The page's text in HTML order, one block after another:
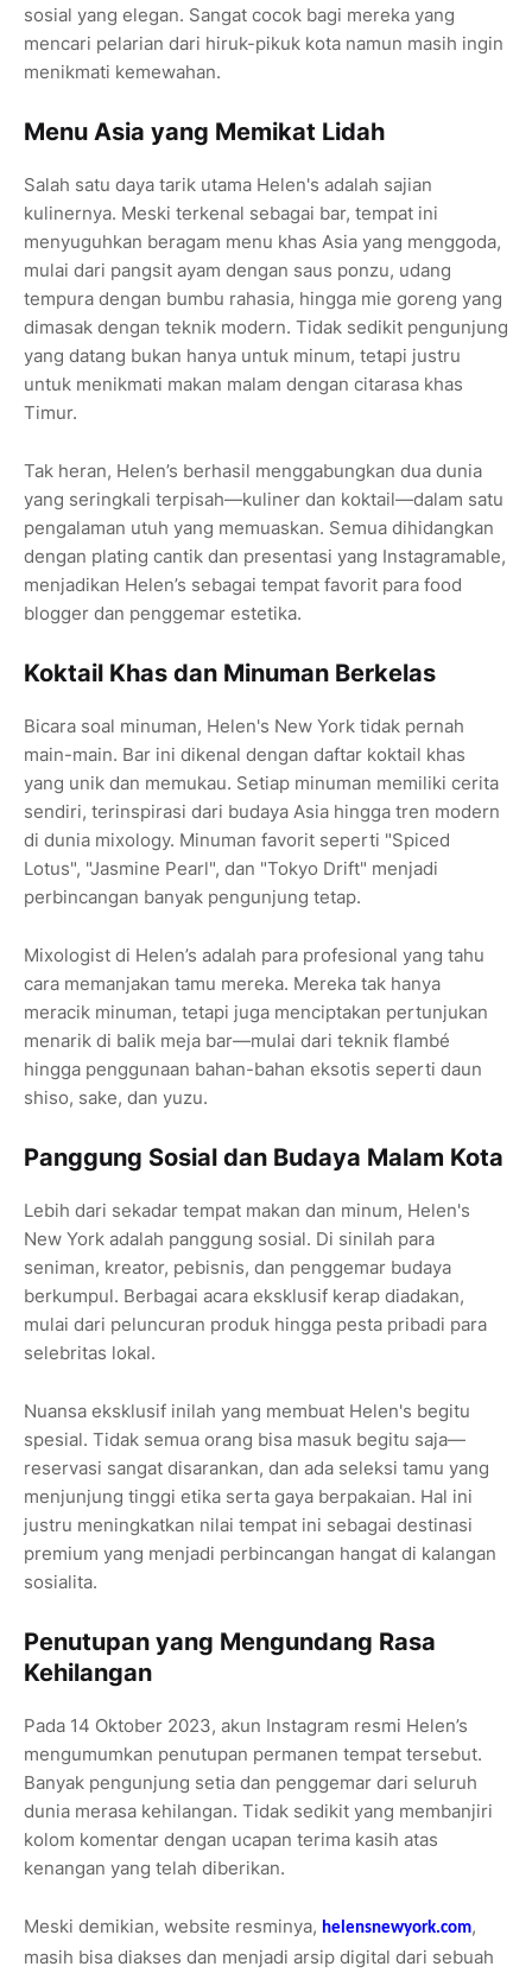
sosial yang elegan. Sangat cocok bagi mereka yang
mencari pelarian dari hiruk-pikuk kota namun masih ingin
menikmati kemewahan.
Menu Asia yang Memikat Lidah
Salah satu daya tarik utama Helen's adalah sajian
kulinernya. Meski terkenal sebagai bar, tempat ini
menyuguhkan beragam menu khas Asia yang menggoda,
mulai dari pangsit ayam dengan saus ponzu, udang
tempura dengan bumbu rahasia, hingga mie goreng yang
dimasak dengan teknik modern. Tidak sedikit pengunjung
yang datang bukan hanya untuk minum, tetapi justru
untuk menikmati makan malam dengan citarasa khas
Timur.
Tak heran, Helen’s berhasil menggabungkan dua dunia
yang seringkali terpisah—kuliner dan koktail—dalam satu
pengalaman utuh yang memuaskan. Semua dihidangkan
dengan plating cantik dan presentasi yang Instagramable,
menjadikan Helen’s sebagai tempat favorit para food
blogger dan penggemar estetika.
Koktail Khas dan Minuman Berkelas
Bicara soal minuman, Helen's New York tidak pernah
main-main. Bar ini dikenal dengan daftar koktail khas
yang unik dan memukau. Setiap minuman memiliki cerita
sendiri, terinspirasi dari budaya Asia hingga tren modern
di dunia mixology. Minuman favorit seperti "Spiced
Lotus", "Jasmine Pearl", dan "Tokyo Drift" menjadi
perbincangan banyak pengunjung tetap.
Mixologist di Helen’s adalah para profesional yang tahu
cara memanjakan tamu mereka. Mereka tak hanya
meracik minuman, tetapi juga menciptakan pertunjukan
menarik di balik meja bar—mulai dari teknik flambé
hingga penggunaan bahan-bahan eksotis seperti daun
shiso, sake, dan yuzu.
Panggung Sosial dan Budaya Malam Kota
Lebih dari sekadar tempat makan dan minum, Helen's
New York adalah panggung sosial. Di sinilah para
seniman, kreator, pebisnis, dan penggemar budaya
berkumpul. Berbagai acara eksklusif kerap diadakan,
mulai dari peluncuran produk hingga pesta pribadi para
selebritas lokal.
Nuansa eksklusif inilah yang membuat Helen's begitu
spesial. Tidak semua orang bisa masuk begitu saja—
reservasi sangat disarankan, dan ada seleksi tamu yang
menjunjung tinggi etika serta gaya berpakaian. Hal ini
justru meningkatkan nilai tempat ini sebagai destinasi
premium yang menjadi perbincangan hangat di kalangan
sosialita.
Penutupan yang Mengundang Rasa
Kehilangan
Pada 14 Oktober 2023, akun Instagram resmi Helen’s
mengumumkan penutupan permanen tempat tersebut.
Banyak pengunjung setia dan penggemar dari seluruh
dunia merasa kehilangan. Tidak sedikit yang membanjiri
kolom komentar dengan ucapan terima kasih atas
kenangan yang telah diberikan.
Meski demikian, website resminya, helensnewyork.com,
masih bisa diakses dan menjadi arsip digital dari sebuah